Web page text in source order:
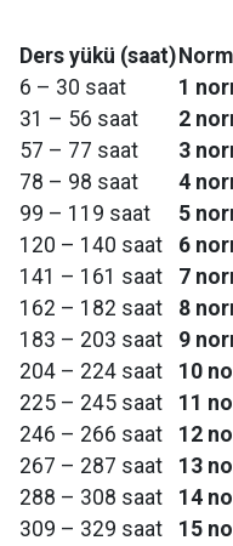
Ders yükü (saat)
6 – 30 saat
1
31 – 56 saat
2
57 – 77 saat
3
78 – 98 saat
4
99 – 119 saat
5
120 – 140 saat
6
141 – 161 saat
7
162 – 182 saat
8
183 – 203 saat
9
204 – 224 saat
10
225 – 245 saat
11
246 – 266 saat
12
267 – 287 saat
13
288 – 308 saat
14
309 – 329 saat
15